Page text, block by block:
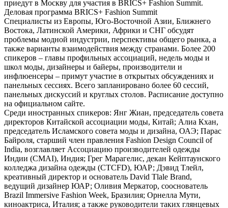
приедут в Москву для участия в BRICS+ Fashion Summit.
Деловая программа BRICS+ Fashion Summit
Специалисты из Европы, Юго-Восточной Азии, Ближнего
Востока, Латинской Америки, Африки и СНГ обсудят
проблемы модной индустрии, перспективы общего рынка, а
также варианты взаимодействия между странами. Более 200
спикеров – главы профильных ассоциаций, недель моды и
школ моды, дизайнеры и байеры, производители и
инфлюенсеры – примут участие в открытых обсуждениях и
панельных сессиях. Всего запланировано более 60 сессий,
панельных дискуссий и круглых столов. Расписание доступно
на официальном сайте.
Среди иностранных спикеров: Янг Жиан, председатель совета
директоров Китайской ассоциации моды, Китай; Алиа Кхан,
председатель Исламского совета моды и дизайна, ОАЭ; Парас
Байроля, старший член правления Fashion Design Council of
India, возглавляет Ассоциацию производителей одежды
Индии (CMAI), Индия; Грег Марагелис, декан Кейптаунского
колледжа дизайна одежды (CTCFD), ЮАР; Дэвид Тлейл,
креативный директор и основатель David Tlale Brand,
ведущий дизайнер ЮАР; Оливия Меркатор, cооснователь
Brazil Immersive Fashion Week, Бразилия; Орнелла Мути,
киноактриса, Италия; а также руководители таких глянцевых